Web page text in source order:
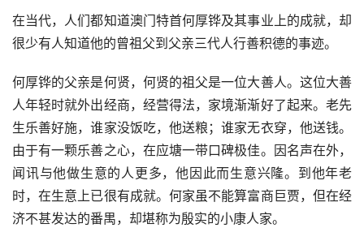
在当代，人们都知道澳门特首何厚铧及其事业上的成就，却
很少有人知道他的曾祖父到父亲三代人行善积德的事迹。
何厚铧的父亲是何贤，何贤的祖父是一位大善人。这位大善
人年轻时就外出经商，经营得法，家境渐渐好了起来。老先
生乐善好施，谁家没饭吃，他送粮；谁家无衣穿，他送钱。
由于有一颗乐善之心，在应塘一带口碑极佳。因名声在外，
闻讯与他做生意的人更多，他因此而生意兴隆。到他年老
时，在生意上已很有成就。何家虽不能算富商巨贾，但在经
济不甚发达的番禺，却堪称为殷实的小康人家。